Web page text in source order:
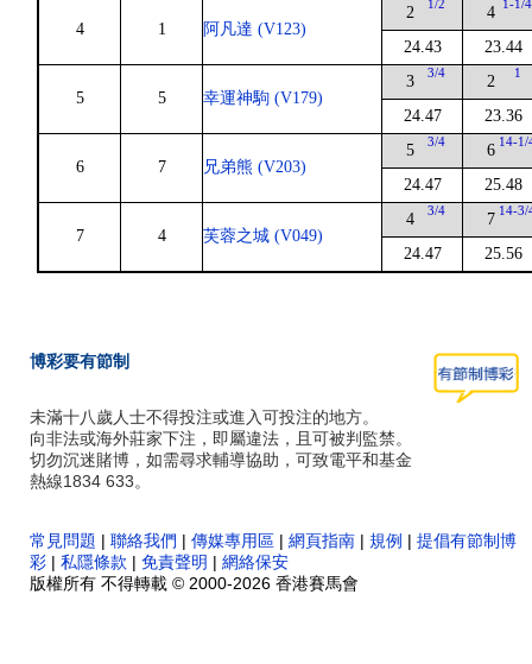
4 1 阿凡達 (V123)
2 1/2
24.43
4 1-1/4
23.44
5 5 幸運神駒 (V179)
3 3/4
24.47
2 1
23.36
6 7 兄弟熊 (V203)
5 3/4
24.47
6 14-1/
25.48
7 4 芙蓉之城 (V049)
4 3/4
24.47
7 14-3/
25.56
博彩要有節制
未滿十八歲人士不得投注或進入可投注的地方。
向非法或海外莊家下注，即屬違法，且可被判監禁。
切勿沉迷賭博，如需尋求輔導協助，可致電平和基金
熱線1834 633。
常見問題 | 聯絡我們 | 傳媒專用區 | 網頁指南 | 規例 | 提倡有節制博
彩 | 私隱條款 | 免責聲明 | 網絡保安
版權所有 不得轉載 © 2000-2026 香港賽馬會